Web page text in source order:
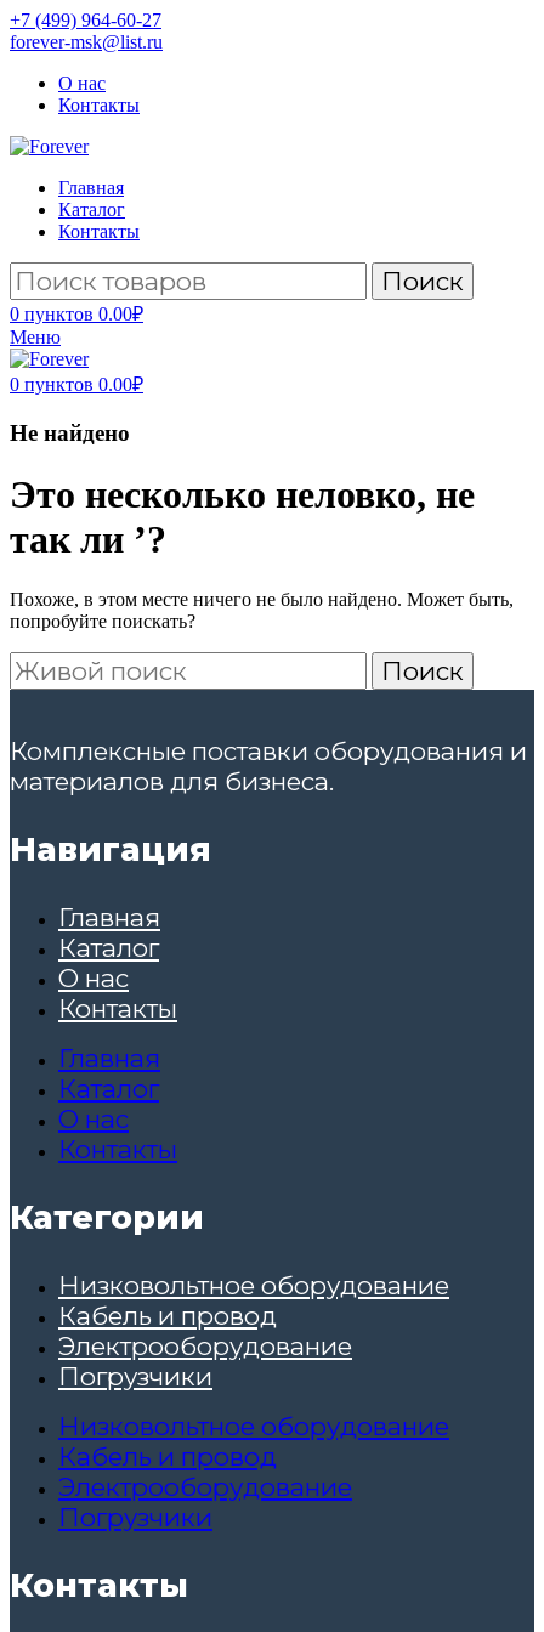
+7 (499) 964-60-27
forever-msk@list.ru
О нас
Контакты
Главная
Каталог
Контакты
Поиск
0 пунктов 0.00₽
Меню
0 пунктов 0.00₽
Не найдено
Это несколько неловко, не
так ли ’?
Похоже, в этом месте ничего не было найдено. Может быть,
попробуйте поискать?
Поиск
Комплексные поставки оборудования и
материалов для бизнеса.
Навигация
Главная
Каталог
О нас
Контакты
Главная
Каталог
О нас
Контакты
Категории
Низковольтное оборудование
Кабель и провод
Электрооборудование
Погрузчики
Низковольтное оборудование
Кабель и провод
Электрооборудование
Погрузчики
Контакты